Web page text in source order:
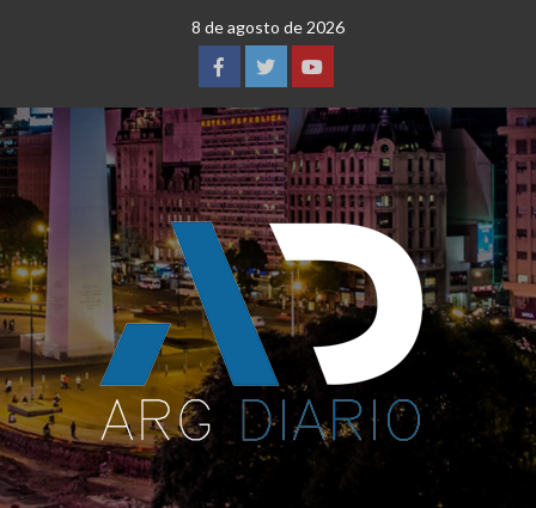
8 de agosto de 2026
Facebook
TwitterYouTube